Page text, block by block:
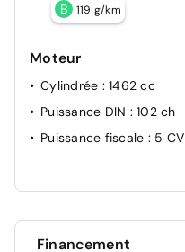
B 119 g/km
Moteur
Cylindrée : 1462 cc
Puissance DIN : 102 ch
Puissance fiscale : 5 CV
Financement